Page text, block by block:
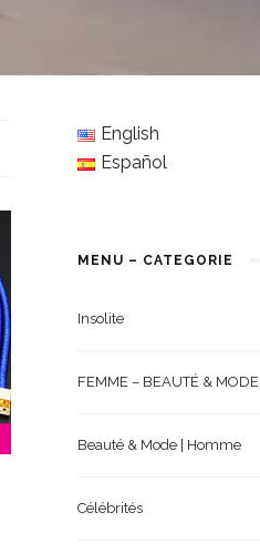
English
Español
MENU – CATEGORIE
Insolite
FEMME – BEAUTÉ & MODE
Beauté & Mode | Homme
Célébrités